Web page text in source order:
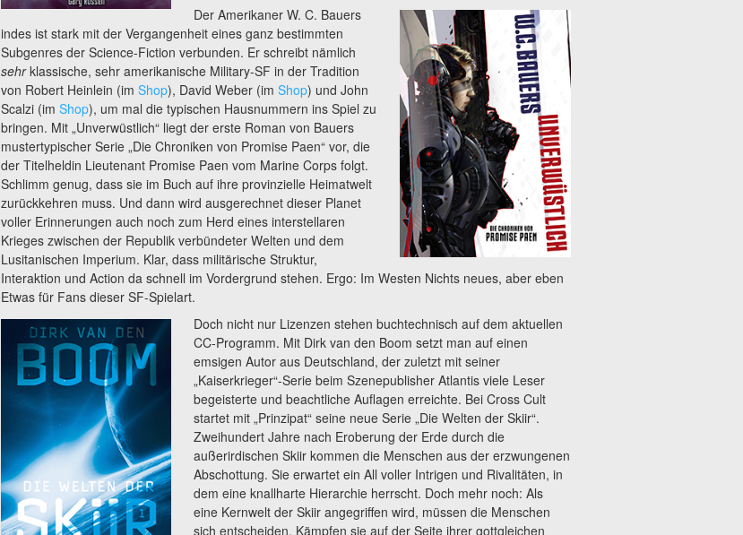
Der Amerikaner W. C. Bauers
indes ist stark mit der Vergangenheit eines ganz bestimmten
Subgenres der Science-Fiction verbunden. Er schreibt nämlich
sehrklassische, sehr amerikanische Military-SF in der Tradition
von Robert Heinlein (im Shop), David Weber (im Shop) und John
Scalzi (im Shop), um mal die typischen Hausnummern ins Spiel zu
bringen. Mit „Unverwüstlich“ liegt der erste Roman von Bauers
mustertypischer Serie „Die Chroniken von Promise Paen“ vor, die
der Titelheldin Lieutenant Promise Paen vom Marine Corps folgt.
Schlimm genug, dass sie im Buch auf ihre provinzielle Heimatwelt
zurückkehren muss. Und dann wird ausgerechnet dieser Planet
voller Erinnerungen auch noch zum Herd eines interstellaren
Krieges zwischen der Republik verbündeter Welten und dem
Lusitanischen Imperium. Klar, dass militärische Struktur,
Interaktion und Action da schnell im Vordergrund stehen. Ergo: Im Westen Nichts neues, aber eben
Etwas für Fans dieser SF-Spielart.
Doch nicht nur Lizenzen stehen buchtechnisch auf dem aktuellen
CC-Programm. Mit Dirk van den Boom setzt man auf einen
emsigen Autor aus Deutschland, der zuletzt mit seiner
„Kaiserkrieger“-Serie beim Szenepublisher Atlantis viele Leser
begeisterte und beachtliche Auflagen erreichte. Bei Cross Cult
startet mit „Prinzipat“ seine neue Serie „Die Welten der Skiir“.
Zweihundert Jahre nach Eroberung der Erde durch die
außerirdischen Skiir kommen die Menschen aus der erzwungenen
Abschottung. Sie erwartet ein All voller Intrigen und Rivalitäten, in
dem eine knallharte Hierarchie herrscht. Doch mehr noch: Als
eine Kernwelt der Skiir angegriffen wird, müssen die Menschen
sich entscheiden. Kämpfen sie auf der Seite ihrer gottgleichen